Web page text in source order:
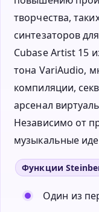
творчества,
синтезаторов
Cubase Artist 15
тона VariAudio,
компиляции,
арсенал
Независимо от
музыкальные
Функции
Один из